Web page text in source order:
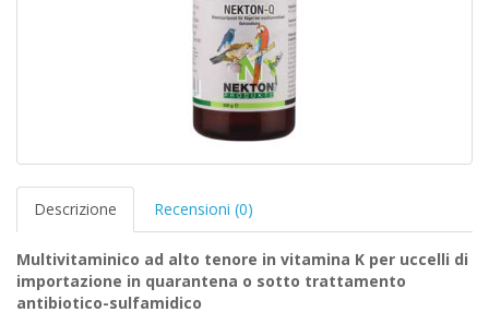
Descrizione Recensioni (0)
Multivitaminico ad alto tenore in vitamina K per uccelli di
importazione in quarantena o sotto trattamento
antibiotico-sulfamidico